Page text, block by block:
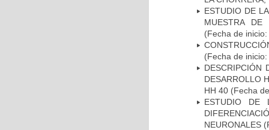
ESTUDIO DE
MUESTRA DE
(Fecha de
(Fecha de
DESCRIPCIÓN
DESARROLLO
HH 40 (Fecha
ESTUDIO DE
NEURONALES